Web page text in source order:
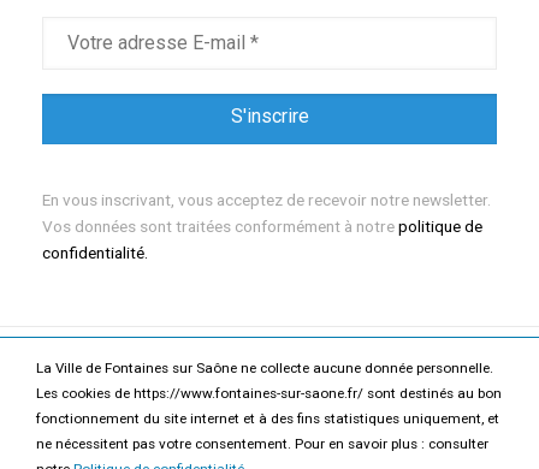
La Ville de Fontaines sur Saône ne collecte aucune donnée personnelle.
Les cookies de https://www.fontaines-sur-saone.fr/ sont destinés au bon
fonctionnement du site internet et à des fins statistiques uniquement, et
ne nécessitent pas votre consentement. Pour en savoir plus : consulter
En vous inscrivant, vous acceptez de recevoir notre newsletter.
Vos données sont traitées conformément à notrepolitique de
confidentialité.
Mentions légales
Politique de confidentialité
Accessibilité
Contact